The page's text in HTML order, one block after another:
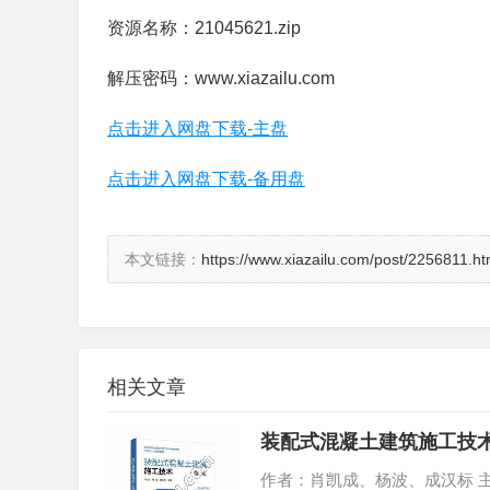
资源名称：21045621.zip
解压密码：www.xiazailu.com
点击进入网盘下载-主盘
点击进入网盘下载-备用盘
本文链接： https://www.xiazailu.com/post/
相关文章
装配式混凝土建筑施工技
作者：肖凯成、杨波、成汉标